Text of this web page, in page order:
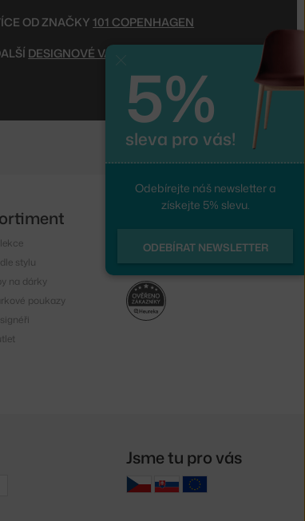
OD ZNAČKY101 COPENHAGEN
DESIGNOVÉ VÁZY 5%
sleva pro vás!
Odebírejte náš newsletter a
získejte 5% slevu.
ODEBÍRAT NEWSLETTER
stylu
na dárky
poukazy
Sledujte nás
Instagram
Jsme tu pro vás